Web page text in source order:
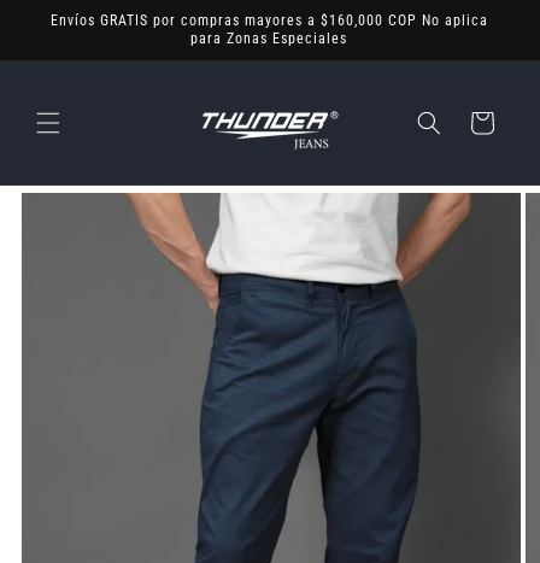
directamente
Envíos GRATIS por compras mayores a $160,000 COP No aplica
para Zonas Especiales
Carrito
directamente